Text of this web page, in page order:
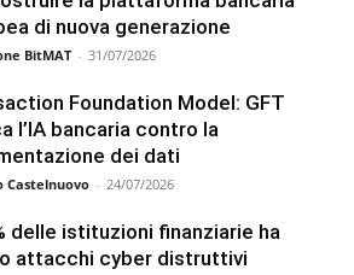
di nuova generazione
BitMAT - 31/07/2026
Foundation Model: GFT
l’IA bancaria contro la
dei dati
Castelnuovo - 24/07/2026
delle istituzioni finanziarie ha
attacchi cyber distruttivi